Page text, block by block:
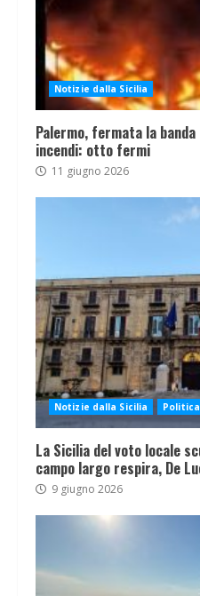
Notizie dalla Sicilia
Palermo, fermata la
incendi: otto fermi
11 giugno 2026
Notizie dalla Sicilia
La Sicilia del voto locale
campo largo respira, De
9 giugno 2026